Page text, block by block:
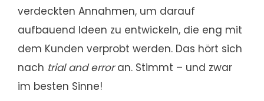
verdeckten Annahmen, um darauf
aufbauend Ideen zu entwickeln, die eng mit
dem Kunden verprobt werden. Das hört sich
nach trial and erroran. Stimmt – und zwar
im besten Sinne!